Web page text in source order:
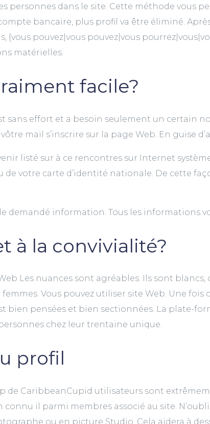
personnes dans le site. Cette méthode vous
bancaire, plus profil va être éliminé.
{vous pouvez|vous pouvez|vous
matérielles.
facile?
sans effort et a besoin seulement un
mail s’inscrire sur la page Web. En guise
listé sur à ce rencontres sur Internet
votre carte d’identité nationale. De cette
demandé information. Tous les informations
à la convivialité?
Les nuances sont agréables. Ils sont
Vous pouvez utiliser site Web. Une
bien pensées et bien sectionnées. La plate-
chez leur trentaine unique.
profil
de CaribbeanCupid utilisateurs sont
il parmi membres associé au site.
ou en picture Studio. Cela aidera à